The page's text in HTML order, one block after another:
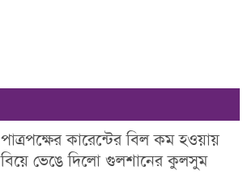
পাত্রপক্ষের কারেন্টের বিল কম হওয়ায়
বিয়ে ভেঙে দিলো গুলশানের কুলসুম